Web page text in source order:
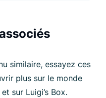
similaire, essayez ces
plus sur le monde
sur Luigi’s Box.